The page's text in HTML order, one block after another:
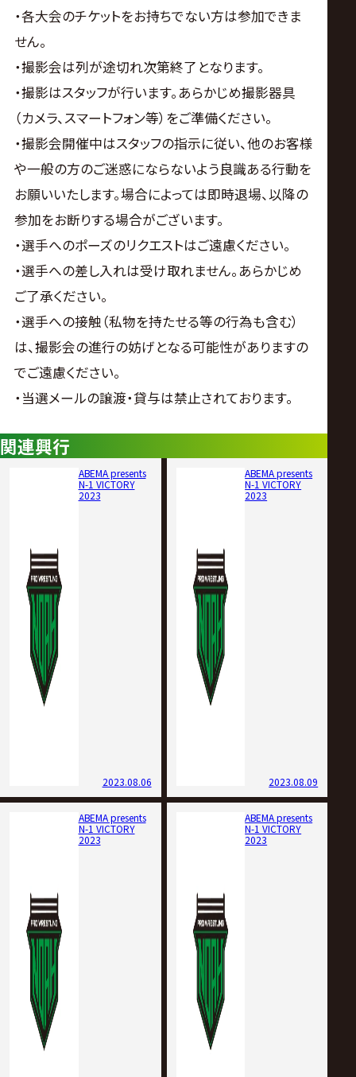
・各大会のチケットをお持ちでない方は参加できま
せん。
・撮影会は列が途切れ次第終了となります。
・撮影はスタッフが行います。あらかじめ撮影器具
（カメラ、スマートフォン等）をご準備ください。
・撮影会開催中はスタッフの指示に従い、他のお客様
や一般の方のご迷惑にならないよう良識ある行動を
お願いいたします。場合によっては即時退場、以降の
参加をお断りする場合がございます。
・選手へのポーズのリクエストはご遠慮ください。
・選手への差し入れは受け取れません。あらかじめ
ご了承ください。
・選手への接触（私物を持たせる等の行為も含む）
は、撮影会の進行の妨げとなる可能性がありますの
でご遠慮ください。
・当選メールの譲渡・貸与は禁止されております。
関連興行
ABEMA presents
N-1 VICTORY
2023
2023.08.06
ABEMA presents
N-1 VICTORY
2023
2023.08.09
ABEMA presents
N-1 VICTORY
2023
ABEMA presents
N-1 VICTORY
2023